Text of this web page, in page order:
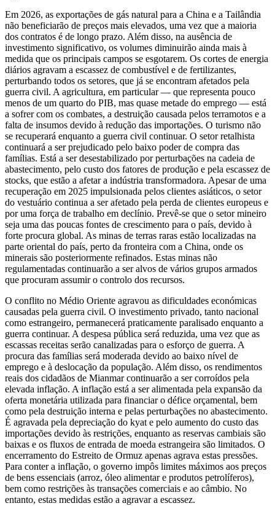
Em 2026, as exportações de gás natural para a China e a Tailândia
não beneficiarão de preços mais elevados, uma vez que a maioria
dos contratos é de longo prazo. Além disso, na ausência de
investimento significativo, os volumes diminuirão ainda mais à
medida que os principais campos se esgotarem. Os cortes de energia
diários agravam a escassez de combustível e de fertilizantes,
perturbando todos os setores, que já se encontram afetados pela
guerra civil. A agricultura, em particular — que representa pouco
menos de um quarto do PIB, mas quase metade do emprego — está
a sofrer com os combates, a destruição causada pelos terramotos e a
falta de insumos devido à redução das importações. O turismo não
se recuperará enquanto a guerra civil continuar. O setor retalhista
continuará a ser prejudicado pelo baixo poder de compra das
famílias. Está a ser desestabilizado por perturbações na cadeia de
abastecimento, pelo custo dos fatores de produção e pela escassez de
stocks, que estão a afetar a indústria transformadora. Apesar de uma
recuperação em 2025 impulsionada pelos clientes asiáticos, o setor
do vestuário continua a ser afetado pela perda de clientes europeus e
por uma força de trabalho em declínio. Prevê-se que o setor mineiro
seja uma das poucas fontes de crescimento para o país, devido à
forte procura global. As minas de terras raras estão localizadas na
parte oriental do país, perto da fronteira com a China, onde os
minerais são posteriormente refinados. Estas minas não
regulamentadas continuarão a ser alvos de vários grupos armados
que procuram assumir o controlo dos recursos.
O conflito no Médio Oriente agravou as dificuldades económicas
causadas pela guerra civil. O investimento privado, tanto nacional
como estrangeiro, permanecerá praticamente paralisado enquanto a
guerra continuar. A despesa pública será reduzida, uma vez que as
escassas receitas serão canalizadas para o esforço de guerra. A
procura das famílias será moderada devido ao baixo nível de
emprego e à deslocação da população. Além disso, os rendimentos
reais dos cidadãos de Mianmar continuarão a ser corroídos pela
elevada inflação. A inflação está a ser alimentada pela expansão da
oferta monetária utilizada para financiar o défice orçamental, bem
como pela destruição interna e pelas perturbações no abastecimento.
É agravada pela depreciação do kyat e pelo aumento do custo das
importações devido às restrições, enquanto as reservas cambiais são
baixas e os fluxos de entrada de moeda estrangeira são limitados. O
encerramento do Estreito de Ormuz apenas agrava estas pressões.
Para conter a inflação, o governo impôs limites máximos aos preços
de bens essenciais (arroz, óleo alimentar e produtos petrolíferos),
bem como restrições às transações comerciais e ao câmbio. No
entanto, estas medidas estão a agravar a escassez.